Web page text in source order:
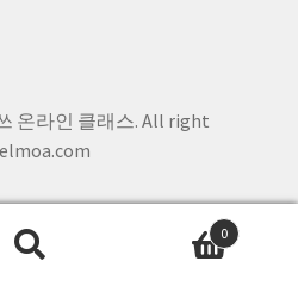
온라인 클래스. All right
0